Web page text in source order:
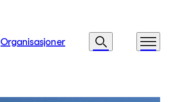
Organisasjoner Søk Meny